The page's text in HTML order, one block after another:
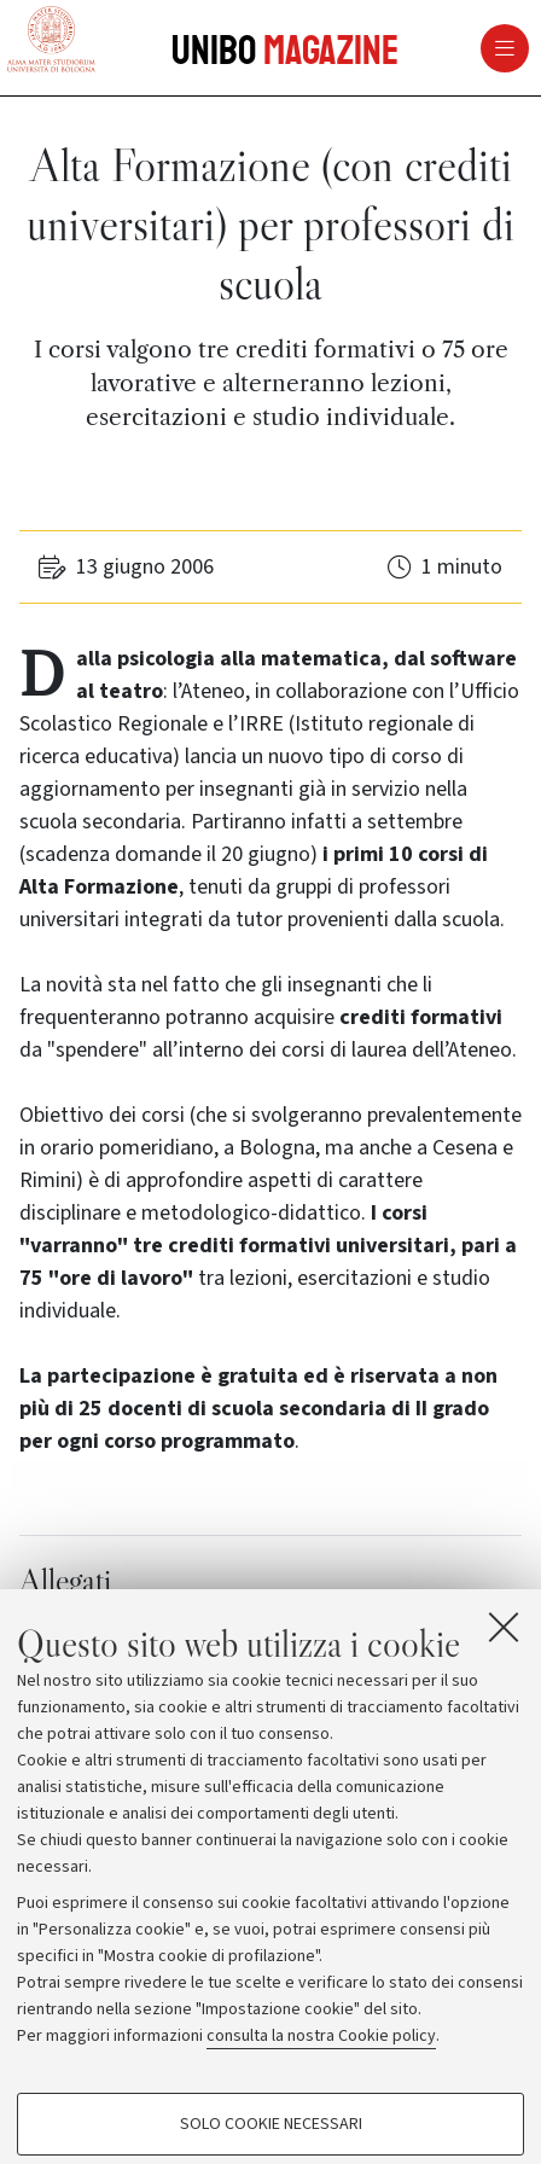
Questo sito web utilizza i cookie
Nel nostro sito utilizziamo sia cookie tecnici necessari per il suo
funzionamento, sia cookie e altri strumenti di tracciamento facoltativi
che potrai attivare solo con il tuo consenso.
Cookie e altri strumenti di tracciamento facoltativi sono usati per
analisi statistiche, misure sull'efficacia della comunicazione
istituzionale e analisi dei comportamenti degli utenti.
Se chiudi questo banner continuerai la navigazione solo con i cookie
necessari.
Puoi esprimere il consenso sui cookie facoltativi attivando l'opzione
in "Personalizza cookie" e, se vuoi, potrai esprimere consensi più
specifici in "Mostra cookie di profilazione".
Potrai sempre rivedere le tue scelte e verificare lo stato dei consensi
rientrando nella sezione "Impostazione cookie" del sito.
Per maggiori informazioni consulta la nostra Cookie policy.
COOKIE DI PROFILAZIONE - FACOLTATIVI
SOLO COOKIE NECESSARI
vai al contenuto della pagina
UniboMagazine
Alta Formazione (con crediti
universitari) per professori di
scuola
I corsi valgono tre crediti formativi o 75 ore
lavorative e alterneranno lezioni,
esercitazioni e studio individuale.
13 giugno 2006 1 minuto
Dalla psicologia alla matematica, dal software al teatro: l’Ateneo, in collaborazione con l’Ufficio
Scolastico Regionale e l’IRRE (Istituto regionale di
ricerca educativa) lancia un nuovo tipo di corso di
aggiornamento per insegnanti già in servizio nella
scuola secondaria. Partiranno infatti a settembre
(scadenza domande il 20 giugno) i primi 10 corsi di
Alta Formazione, tenuti da gruppi di professori
universitari integrati da tutor provenienti dalla scuola.
La novità sta nel fatto che gli insegnanti che li
frequenteranno potranno acquisire crediti formativi
da "spendere" all’interno dei corsi di laurea dell’Ateneo.
Obiettivo dei corsi (che si svolgeranno prevalentemente
in orario pomeridiano, a Bologna, ma anche a Cesena e
Rimini) è di approfondire aspetti di carattere
disciplinare e metodologico-didattico. I corsi
"varranno" tre crediti formativi universitari, pari a
75 "ore di lavoro" tra lezioni, esercitazioni e studio
individuale.
La partecipazione è gratuita ed è riservata a non
più di 25 docenti di scuola secondaria di II grado
per ogni corso programmato.
Allegati
[6.6 KB]
Corsi di Alta Formazione dell'Università di
Bologna
Archivio
Comunicati stampa
Redazione
Rassegna stampa